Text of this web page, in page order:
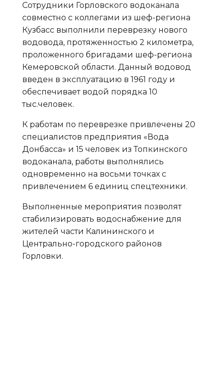
Сотрудники Горловского водоканала
совместно с коллегами из шеф-региона
Кузбасс выполнили переврезку нового
водовода, протяженностью 2 километра,
проложенного бригадами шеф-региона
Кемеровской области. Данный водовод
введен в эксплуатацию в 1961 году и
обеспечивает водой порядка 10
тыс.человек.
К работам по переврезке привлечены 20
специалистов предприятия «Вода
Донбасса» и 15 человек из Топкинского
водоканала, работы выполнялись
одновременно на восьми точках с
привлечением 6 единиц спецтехники.
Выполненные мероприятия позволят
стабилизировать водоснабжение для
жителей части Калининского и
Центрально-городского районов
Горловки.